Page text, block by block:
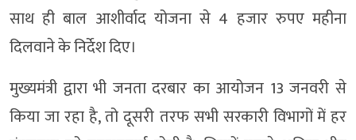
साथ ही बाल आशीर्वाद योजना से 4 हजार रुपए महीना
दिलवाने के निर्देश दिए।
मुख्यमंत्री द्वारा भी जनता दरबार का आयोजन 13 जनवरी से
किया जा रहा है, तो दूसरी तरफ सभी सरकारी विभागों में हर